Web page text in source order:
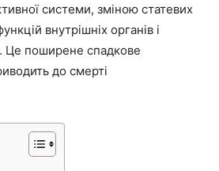
системи, зміною статевих
внутрішніх органів і
Це поширене спадкове
до смерті